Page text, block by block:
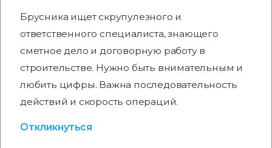
Брусника ищет скрупулезного и
ответственного специалиста, знающего
сметное дело и договорную работу в
строительстве. Нужно быть внимательным и
любить цифры. Важна последовательность
действий и скорость операций.
Откликнуться